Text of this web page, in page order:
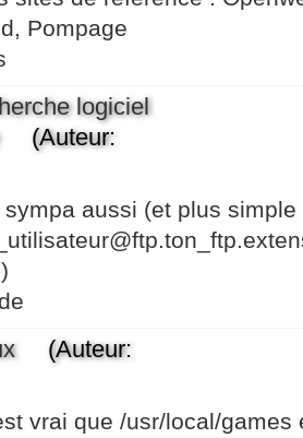
Pompage
logiciel
aussi (et plus
(Auteur:
vrai que /usr/local/